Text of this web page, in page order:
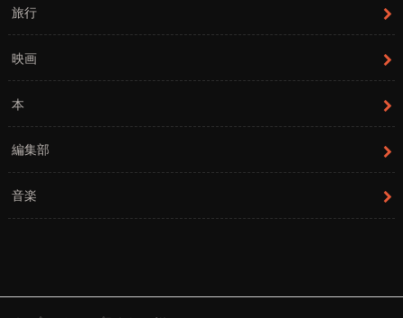
旅行
映画
本
編集部
音楽